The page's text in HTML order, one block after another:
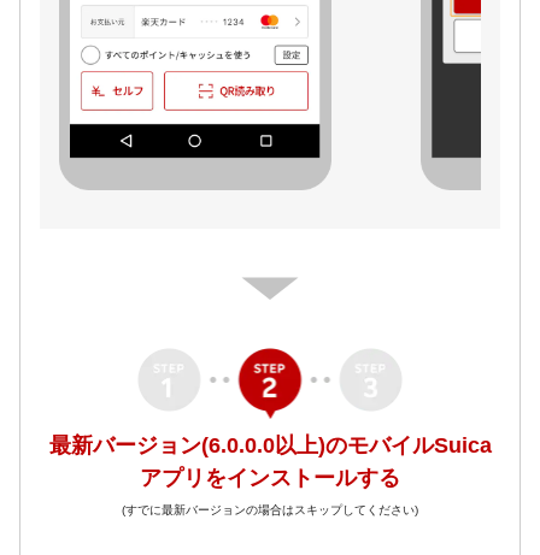
最新バージョン(6.0.0.0以上)のモバイルSuica
アプリをインストールする
(すでに最新バージョンの場合はスキップしてください)